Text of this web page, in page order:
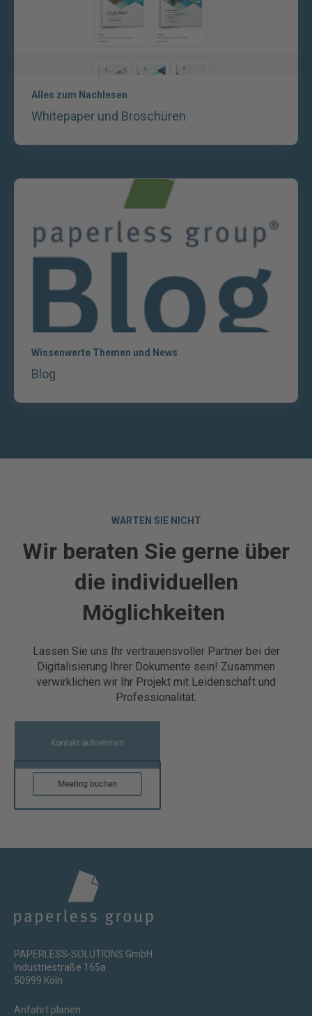
Alles zum Nachlesen
Whitepaper und Broschüren
Wissenwerte Themen und News
Blog
WARTEN SIE NICHT
Wir beraten Sie gerne über
die individuellen
Möglichkeiten
Lassen Sie uns Ihr vertrauensvoller Partner bei der
Digitalisierung Ihrer Dokumente sein! Zusammen
verwirklichen wir Ihr Projekt mit Leidenschaft und
Professionalität.
PAPERLESS-SOLUTIONS GmbH
Industriestraße 165a
50999 Köln
Anfahrt planen